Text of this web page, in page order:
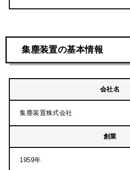
集塵装置の基本情報
会社名
集塵装置株式会社
創業
1959年